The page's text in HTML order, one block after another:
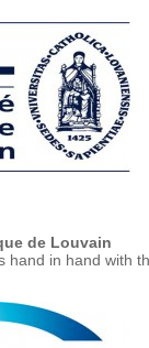
de Louvain
hand in hand with